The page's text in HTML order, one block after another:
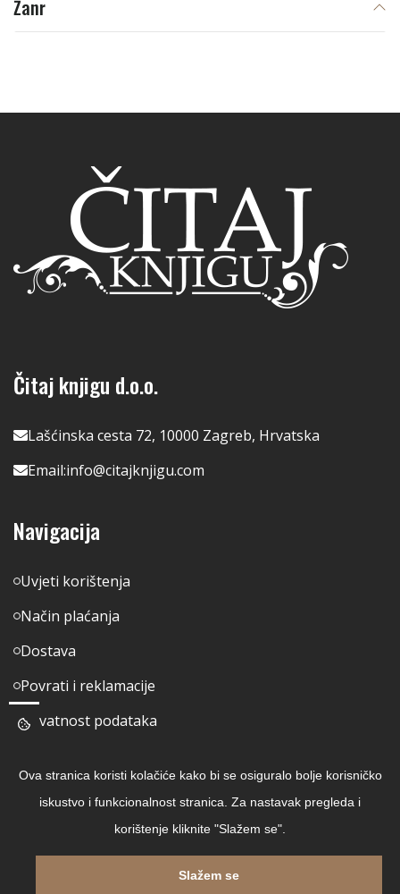
Žanr
Čitaj knjigu d.o.o.
Lašćinska cesta 72, 10000 Zagreb, Hrvatska
Email:info@citajknjigu.com
Navigacija
Uvjeti korištenja
Način plaćanja
Dostava
Povrati i reklamacije
Privatnost podataka
Pratite nas
Ova stranica koristi kolačiće kako bi se osiguralo bolje korisničko
iskustvo i funkcionalnost stranica. Za nastavak pregleda i
korištenje kliknite "Slažem se".
Slažem se